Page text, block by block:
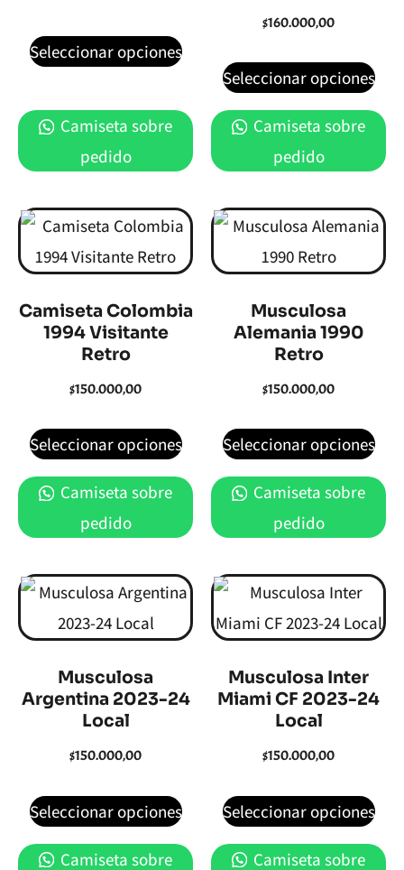
Seleccionar opciones
Camiseta sobre
pedido
$160.000,00
Seleccionar opciones
Camiseta sobre
pedido
Camiseta Colombia
1994 Visitante
Retro
$150.000,00
Seleccionar opciones
Camiseta sobre
pedido
Musculosa
Alemania 1990
Retro
$150.000,00
Seleccionar opciones
Camiseta sobre
pedido
Musculosa
Argentina 2023-24
Local
$150.000,00
Seleccionar opciones
Camiseta sobre
Musculosa Inter
Miami CF 2023-24
Local
$150.000,00
Seleccionar opciones
Camiseta sobre